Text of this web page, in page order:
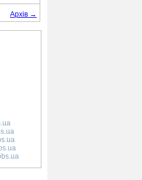
Архів →